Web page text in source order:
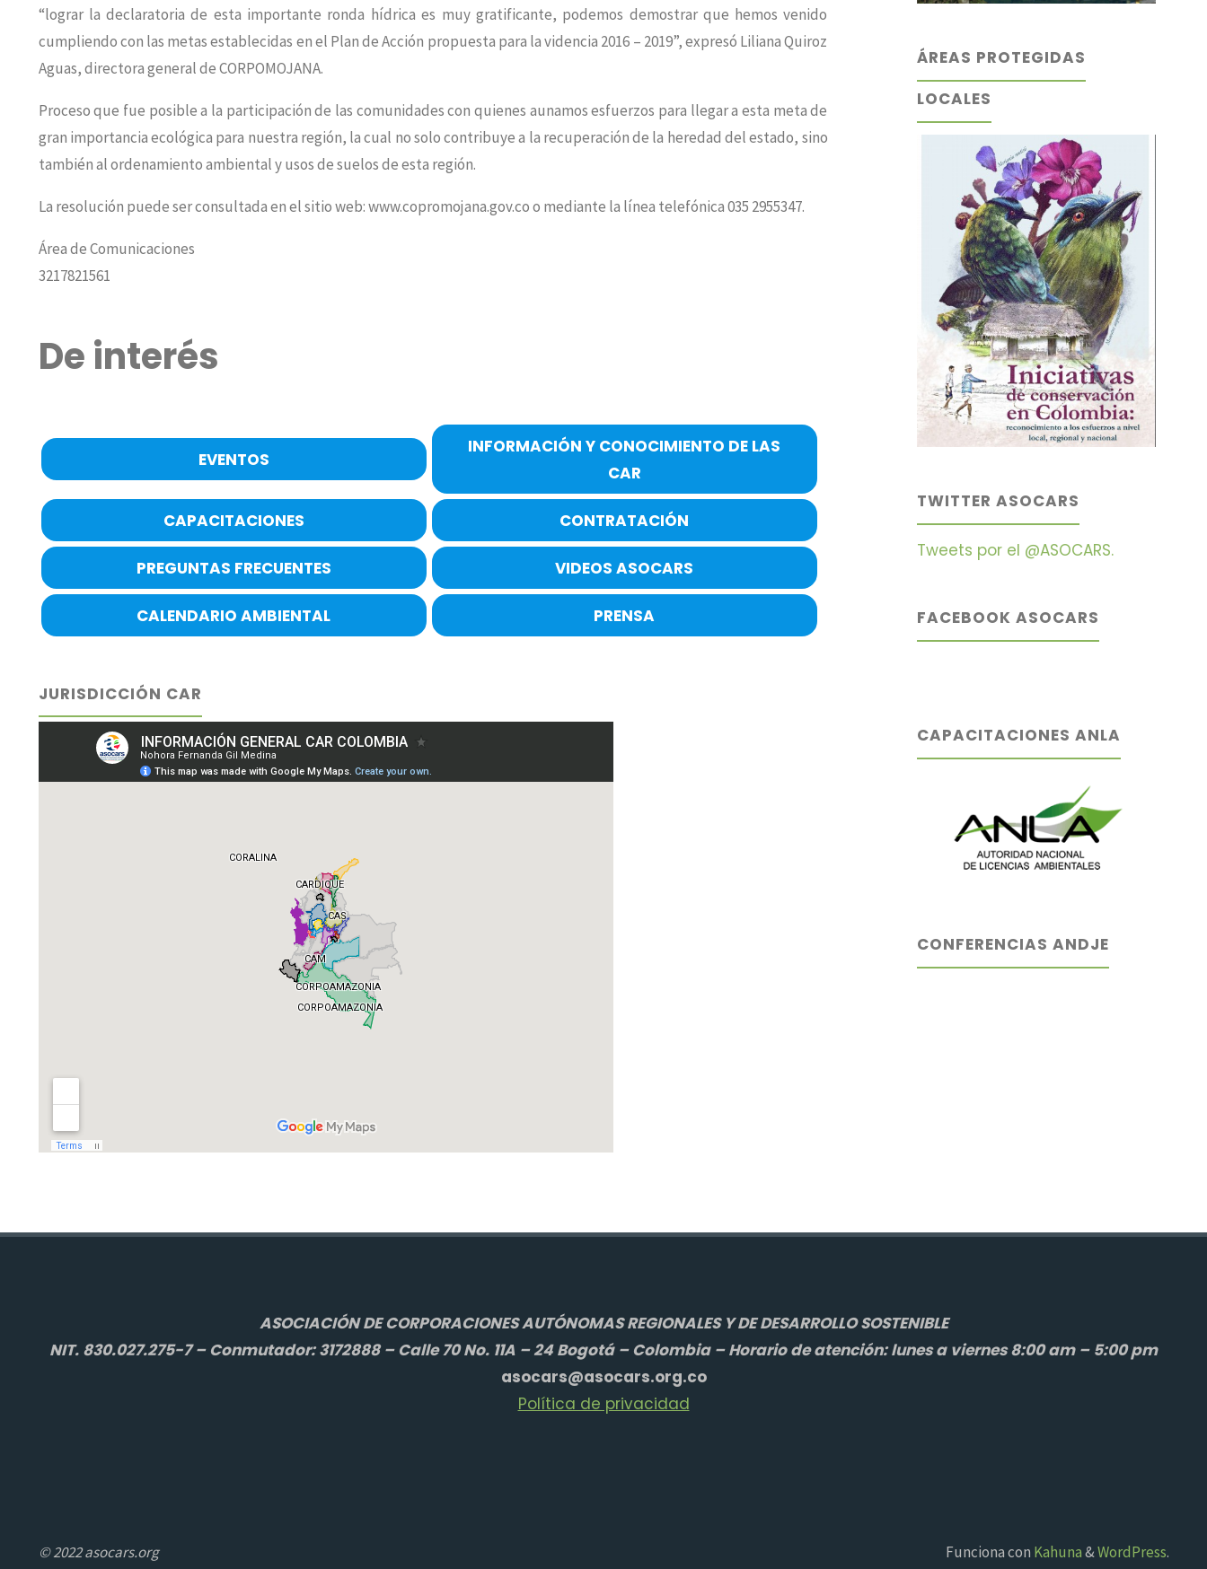
“lograr la declaratoria de esta importante ronda hídrica es muy gratificante, podemos demostrar que hemos venido
cumpliendo con las metas establecidas en el Plan de Acción propuesta para la videncia 2016 – 2019”, expresó Liliana Quiroz
Aguas, directora general de CORPOMOJANA.
Proceso que fue posible a la participación de las comunidades con quienes aunamos esfuerzos para llegar a esta meta de
gran importancia ecológica para nuestra región, la cual no solo contribuye a la recuperación de la heredad del estado, sino
también al ordenamiento ambiental y usos de suelos de esta región.
La resolución puede ser consultada en el sitio web: www.copromojana.gov.co o mediante la línea telefónica 035 2955347.
Área de Comunicaciones
3217821561
De interés
EVENTOS
INFORMACIÓN Y CONOCIMIENTO DE LAS
CAR
CAPACITACIONES CONTRATACIÓN
PREGUNTAS FRECUENTES VIDEOS ASOCARS
CALENDARIO AMBIENTAL PRENSA
JURISDICCIÓN CAR
ÁREAS PROTEGIDAS
LOCALES
TWITTER ASOCARS
Tweets por el @ASOCARS.
FACEBOOK ASOCARS
CAPACITACIONES ANLA
CONFERENCIAS ANDJE
ASOCIACIÓN DE CORPORACIONES AUTÓNOMAS REGIONALES Y DE DESARROLLO SOSTENIBLE
NIT. 830.027.275-7 – Conmutador: 3172888 – Calle 70 No. 11A – 24 Bogotá – Colombia – Horario de atención: lunes a viernes 8:00 am – 5:00 pm
asocars@asocars.org.co
Política de privacidad
Funciona con Kahuna&WordPress.
© 2022 asocars.org